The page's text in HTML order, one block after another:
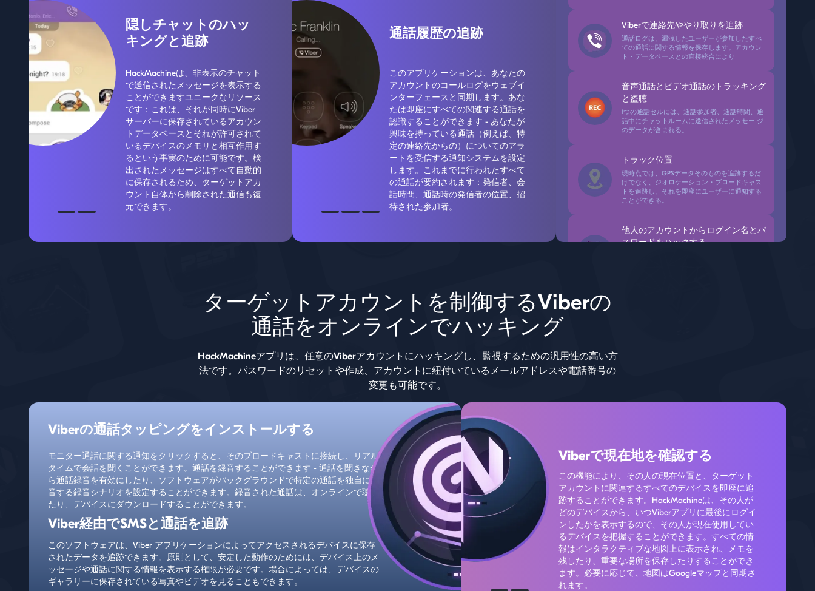
隠しチャットのハッ
キングと追跡
HackMachineは、非表示のチャット
で送信されたメッセージを表示する
ことができますユニークなリソース
です：これは、それが同時にViber
サーバーに保存されているアカウン
トデータベースとそれが許可されて
いるデバイスのメモリと相互作用す
るという事実のために可能です。検
出されたメッセージはすべて自動的
に保存されるため、ターゲットアカ
ウント自体から削除された通信も復
元できます。
通話履歴の追跡
このアプリケーションは、あなたの
アカウントのコールログをウェブイ
ンターフェースと同期します。あな
たは即座にすべての関連する通話を
認識することができます - あなたが
興味を持っている通話（例えば、特
定の連絡先からの）についてのアラ
ートを受信する通知システムを設定
します。これまでに行われたすべて
の通話が要約されます：発信者、会
話時間、通話時の発信者の位置、招
待された参加者。
Viberで連絡先ややり取りを追跡
通話ログは、漏洩したユーザーが参加したすべ
ての通話に関する情報を保存します。アカウン
ト・データベースとの直接統合により
音声通話とビデオ通話のトラッキング
と盗聴
1つの通話セルには、通話参加者、通話時間、通
話中にチャットルームに送信されたメッセー ジ
のデータが含まれる。
トラック位置
現時点では、GPSデータそのものを追跡するだ
けでなく、ジオロケーション・ブロードキャス
トを追跡し、それを即座にユーザーに通知する
ことができる。
他人のアカウントからログイン名とパ
スワードをハックする
ターゲットアカウントを制御するViberの
通話をオンラインでハッキング
HackMachineアプリは、任意のViberアカウントにハッキングし、監視するための汎用性の高い方
法です。パスワードのリセットや作成、アカウントに紐付いているメールアドレスや電話番号の
変更も可能です。
Viberの通話タッピングをインストールする
モニター通話に関する通知をクリックすると、そのブロードキャストに接続し、リアル
タイムで会話を聞くことができます。通話を録音することができます - 通話を聞きなが
ら通話録音を有効にしたり、ソフトウェアがバックグラウンドで特定の通話を独自に録
音する録音シナリオを設定することができます。録音された通話は、オンラインで聴い
たり、デバイスにダウンロードすることができます。
Viber経由でSMSと通話を追跡
このソフトウェアは、Viber アプリケーションによってアクセスされるデバイスに保存
されたデータを追跡できます。原則として、安定した動作のためには、デバイス上のメ
ッセージや通話に関する情報を表示する権限が必要です。場合によっては、デバイスの
ギャラリーに保存されている写真やビデオを見ることもできます。
Viberで現在地を確認する
この機能により、その人の現在位置と、ターゲット
アカウントに関連するすべてのデバイスを即座に追
跡することができます。HackMachineは、その人が
どのデバイスから、いつViberアプリに最後にログイ
ンしたかを表示するので、その人が現在使用してい
るデバイスを把握することができます。すべての情
報はインタラクティブな地図上に表示され、メモを
残したり、重要な場所を保存したりすることができ
ます。必要に応じて、地図はGoogleマップと同期さ
れます。